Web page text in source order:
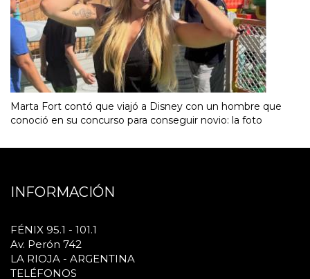
Marta Fort contó que viajó a Disney con un hombre que
conoció en su concurso para conseguir novio: la foto
INFORMACIÓN
FÉNIX 95.1 - 101.1
Av. Perón 742
LA RIOJA - ARGENTINA
TELÉFONOS